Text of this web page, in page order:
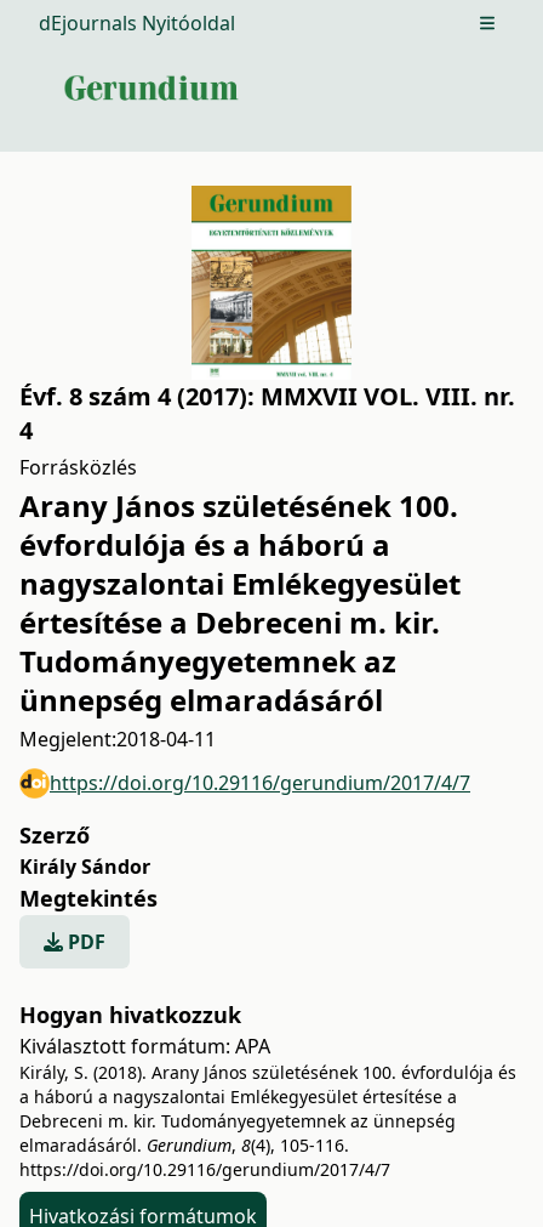
dEjournals Nyitóoldal Open
Évf. 8 szám 4 (2017): MMXVII VOL. VIII. nr.
4
Forrásközlés
Arany János születésének 100.
évfordulója és a háború a
nagyszalontai Emlékegyesület
értesítése a Debreceni m. kir.
Tudományegyetemnek az
ünnepség elmaradásáról
Megjelent:2018-04-11
https://doi.org/10.29116/gerundium/2017/4/7
Szerző
Király Sándor
Megtekintés
PDF
Hogyan hivatkozzuk
Kiválasztott formátum: APA
Király, S. (2018). Arany János születésének 100. évfordulója és
a háború a nagyszalontai Emlékegyesület értesítése a
Debreceni m. kir. Tudományegyetemnek az ünnepség
elmaradásáról. Gerundium, 8(4), 105-116.
https://doi.org/10.29116/gerundium/2017/4/7
Hivatkozási formátumok